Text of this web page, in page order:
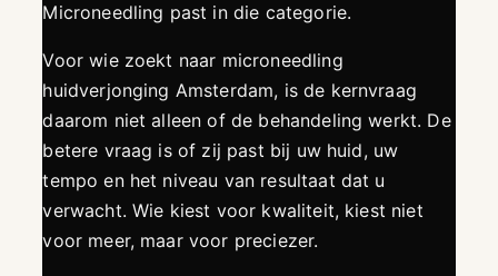
Microneedling past in die categorie.
Voor wie zoekt naar microneedling
huidverjonging Amsterdam, is de kernvraag
daarom niet alleen of de behandeling werkt. De
betere vraag is of zij past bij uw huid, uw
tempo en het niveau van resultaat dat u
verwacht. Wie kiest voor kwaliteit, kiest niet
voor meer, maar voor preciezer.